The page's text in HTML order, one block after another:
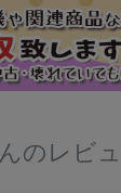
のレビ